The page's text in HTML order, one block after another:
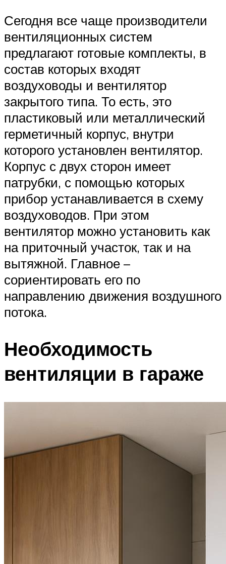
Сегодня все чаще производители
вентиляционных систем
предлагают готовые комплекты, в
состав которых входят
воздуховоды и вентилятор
закрытого типа. То есть, это
пластиковый или металлический
герметичный корпус, внутри
которого установлен вентилятор.
Корпус с двух сторон имеет
патрубки, с помощью которых
прибор устанавливается в схему
воздуховодов. При этом
вентилятор можно установить как
на приточный участок, так и на
вытяжной. Главное –
сориентировать его по
направлению движения воздушного
потока.
Необходимость
вентиляции в гараже